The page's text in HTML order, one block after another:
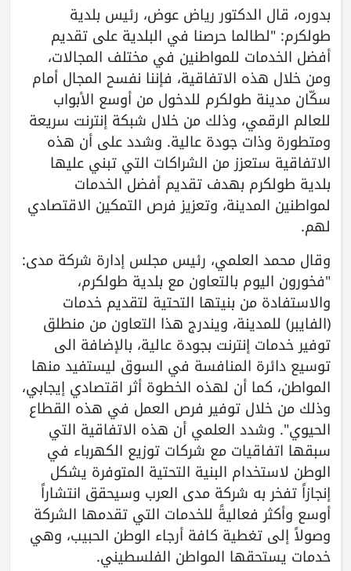
بدوره، قال الدكتور رياض عوض، رئيس بلدية
طولكرم: "لطالما حرصنا في البلدية على تقديم
أفضل الخدمات للمواطنين في مختلف المجالات،
ومن خلال هذه الاتفاقية، فإننا نفسح المجال أمام
سكّان مدينة طولكرم للدخول من أوسع الأبواب
للعالم الرقمي، وذلك من خلال شبكة إنترنت سريعة
ومتطورة وذات جودة عالية. وشدد على أن هذه
الاتفاقية ستعزز من الشراكات التي تبني عليها
بلدية طولكرم بهدف تقديم أفضل الخدمات
لمواطنين المدينة، وتعزيز فرص التمكين الاقتصادي
لهم.
وقال محمد العلمي، رئيس مجلس إدارة شركة مدى:
"فخورون اليوم بالتعاون مع بلدية طولكرم،
والاستفادة من بنيتها التحتية لتقديم خدمات
(الفايبر) للمدينة، ويندرج هذا التعاون من منطلق
توفير خدمات إنترنت بجودة عالية، بالإضافة الى
توسيع دائرة المنافسة في السوق ليستفيد منها
المواطن، كما أن لهذه الخطوة أثر اقتصادي إيجابي،
وذلك من خلال توفير فرص العمل في هذه القطاع
الحيوي". وشدد العلمي أن هذه الاتفاقية التي
سبقها اتفاقيات مع شركات توزيع الكهرباء في
الوطن لاستخدام البنية التحتية المتوفرة يشكل
إنجازاً تفخر به شركة مدى العرب وسيحقق انتشاراً
أوسع وأكثر فعاليةً للخدمات التي تقدمها الشركة
وصولاً إلى تغطية كافة أرجاء الوطن الحبيب، وهي
خدمات يستحقها المواطن الفلسطيني.